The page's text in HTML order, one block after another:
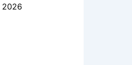
2026